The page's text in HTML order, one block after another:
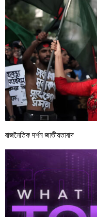
রাজনৈতিক দর্শন জাতীয়তাবাদ